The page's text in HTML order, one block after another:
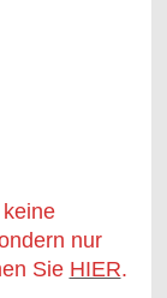
nur
Sie HIER.